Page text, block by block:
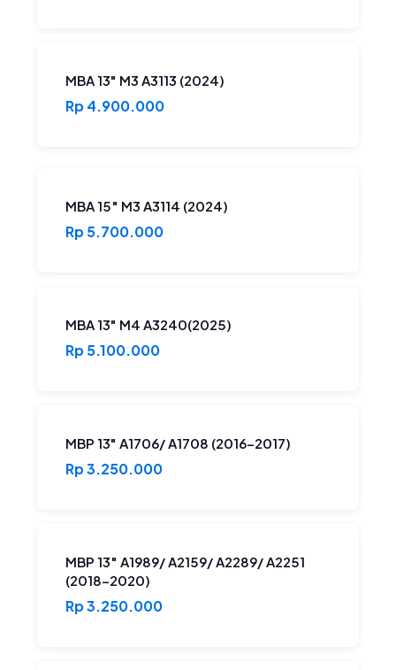
MBA 13" M3 A3113 (2024)
Rp 4.900.000
MBA 15″ M3 A3114 (2024)
Rp 5.700.000
MBA 13" M4 A3240(2025)
Rp 5.100.000
MBP 13" A1706/ A1708 (2016-2017)
Rp 3.250.000
MBP 13″ A1989/ A2159/ A2289/ A2251
(2018-2020)
Rp 3.250.000